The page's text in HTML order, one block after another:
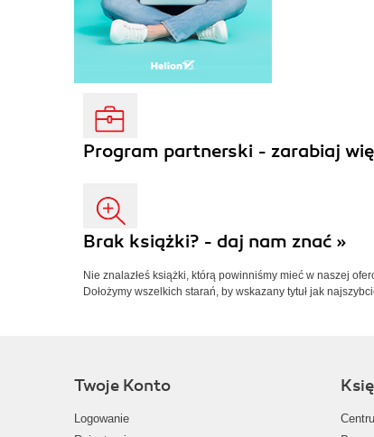
Program partnerski - zarabiaj
Brak książki? - daj nam znać »
Nie znalazłeś książki, którą powinniśmy mieć w naszej
Dołożymy wszelkich starań, by wskazany tytuł jak
Twoje Konto
Logowanie